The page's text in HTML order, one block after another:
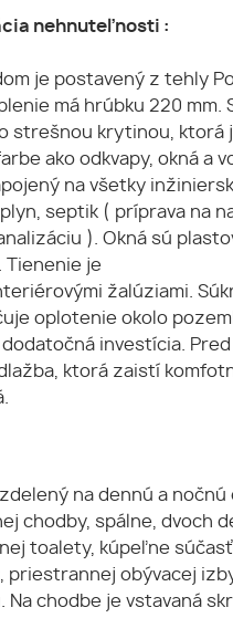
nehnuteľnosti :
je postavený z tehly
má hrúbku 220 mm.
strešnou krytinou, ktorá
ako odkvapy, okná a
na všetky
septik ( príprava na
). Okná sú
Tienenie je
žalúziami.
oplotenie okolo
investícia.
ktorá zaistí
na dennú a
chodby, spálne, dvoch
toalety, kúpeľne
priestrannej obývacej
Na chodbe je vstavaná